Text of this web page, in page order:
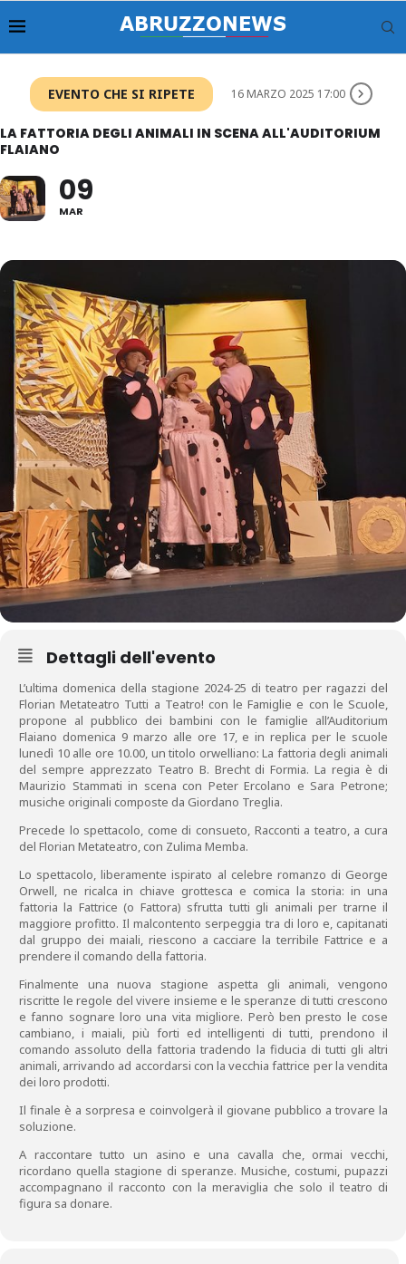
EVENTO CHE SI RIPETE 16 MARZO 2025 17:00
LA FATTORIA DEGLI ANIMALI IN SCENA ALL'AUDITORIUM
FLAIANO
09
MAR
Dettagli dell'evento
L’ultima domenica della stagione 2024-25 di teatro per ragazzi del
Florian Metateatro Tutti a Teatro! con le Famiglie e con le Scuole,
propone al pubblico dei bambini con le famiglie all’Auditorium
Flaiano domenica 9 marzo alle ore 17, e in replica per le scuole
lunedì 10 alle ore 10.00, un titolo orwelliano: La fattoria degli animali
del sempre apprezzato Teatro B. Brecht di Formia. La regia è di
Maurizio Stammati in scena con Peter Ercolano e Sara Petrone;
musiche originali composte da Giordano Treglia.
Precede lo spettacolo, come di consueto, Racconti a teatro, a cura
del Florian Metateatro, con Zulima Memba.
Lo spettacolo, liberamente ispirato al celebre romanzo di George
Orwell, ne ricalca in chiave grottesca e comica la storia: in una
fattoria la Fattrice (o Fattora) sfrutta tutti gli animali per trarne il
maggiore profitto. Il malcontento serpeggia tra di loro e, capitanati
dal gruppo dei maiali, riescono a cacciare la terribile Fattrice e a
prendere il comando della fattoria.
Finalmente una nuova stagione aspetta gli animali, vengono
riscritte le regole del vivere insieme e le speranze di tutti crescono
e fanno sognare loro una vita migliore. Però ben presto le cose
cambiano, i maiali, più forti ed intelligenti di tutti, prendono il
comando assoluto della fattoria tradendo la fiducia di tutti gli altri
animali, arrivando ad accordarsi con la vecchia fattrice per la vendita
dei loro prodotti.
Il finale è a sorpresa e coinvolgerà il giovane pubblico a trovare la
soluzione.
A raccontare tutto un asino e una cavalla che, ormai vecchi,
ricordano quella stagione di speranze. Musiche, costumi, pupazzi
accompagnano il racconto con la meraviglia che solo il teatro di
figura sa donare.